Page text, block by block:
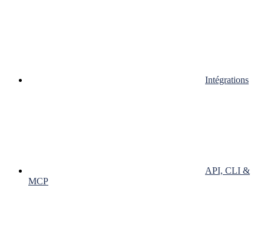
Intégrations
API, CLI &
MCP